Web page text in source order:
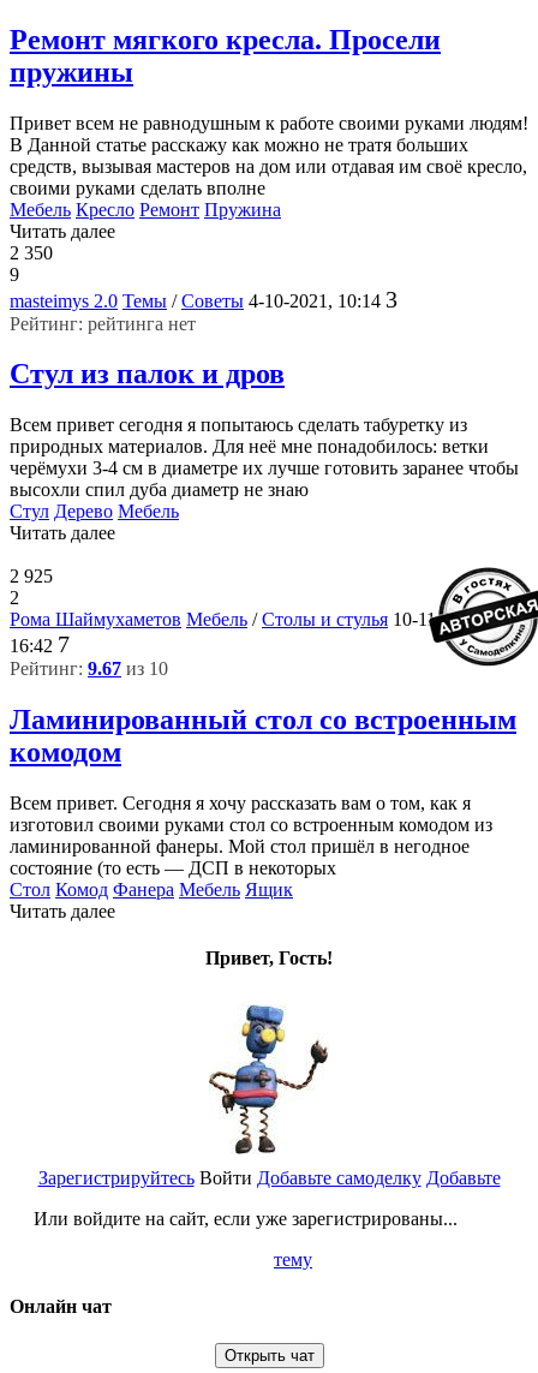
Ремонт мягкого кресла. Просели
пружины
Привет всем не равнодушным к работе своими руками людям!
В Данной статье расскажу как можно не тратя больших
средств, вызывая мастеров на дом или отдавая им своё кресло,
своими руками сделать вполне
Мебель Кресло Ремонт Пружина
Читать далее
2 350
9
masteimys 2.0 Темы /Советы 4-10-2021, 10:14 3
Рейтинг: рейтинга нет
Стул из палок и дров
Всем привет сегодня я попытаюсь сделать табуретку из
природных материалов. Для неё мне понадобилось: ветки
черёмухи 3-4 см в диаметре их лучше готовить заранее чтобы
высохли спил дуба диаметр не знаю
Стул Дерево Мебель
Читать далее
2 925
2
Рома Шаймухаметов Мебель /Столы и стулья 10-11-2020,
16:42 7
Рейтинг: 9.67 из 10
Ламинированный стол со встроенным
комодом
Всем привет. Сегодня я хочу рассказать вам о том, как я
изготовил своими руками стол со встроенным комодом из
ламинированной фанеры. Мой стол пришёл в негодное
состояние (то есть — ДСП в некоторых
Стол Комод Фанера Мебель Ящик
Читать далее
Привет, Гость!
Зарегистрируйтесь
Или войдите на сайт, если уже зарегистрированы...
Войти Добавьте самоделку Добавьте
тему
Онлайн чат
Открыть чат